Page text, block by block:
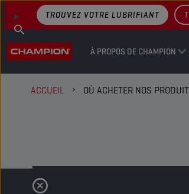
À PROPOS DE CHAMPION
TROUVEZ VOTRE LUBRIFIANT
ACCUEIL OÙ ACHETER NOS
RECHERCHE PAR NOM